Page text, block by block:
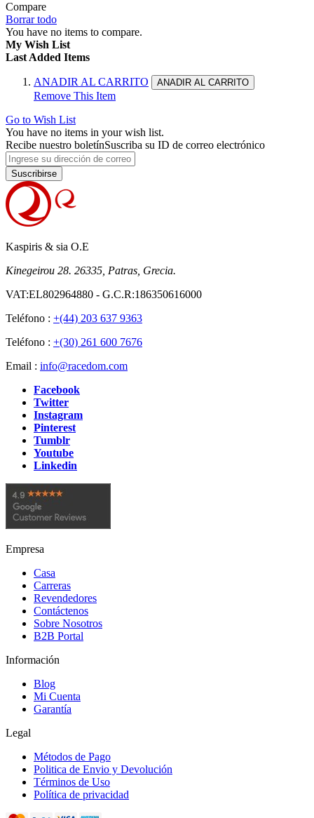
Compare
Borrar todo
You have no items to compare.
My Wish List
Last Added Items
ANADIR AL CARRITO ANADIR AL CARRITO
Remove This Item
Go to Wish List
You have no items in your wish list.
Recibe nuestro boletínSuscriba su ID de correo electrónico
Suscribirse
Kaspiris & sia O.E
Kinegeirou 28. 26335, Patras, Grecia.
VAT:EL802964880 - G.C.R:186350616000
Teléfono : +(44) 203 637 9363
Teléfono : +(30) 261 600 7676
Email : info@racedom.com
Facebook
Twitter
Instagram
Pinterest
Tumblr
Youtube
Linkedin
Empresa
Casa
Carreras
Revendedores
Contáctenos
Sobre Nosotros
B2B Portal
Información
Blog
Mi Cuenta
Garantía
Legal
Métodos de Pago
Politica de Envio y Devolución
Términos de Uso
Política de privacidad